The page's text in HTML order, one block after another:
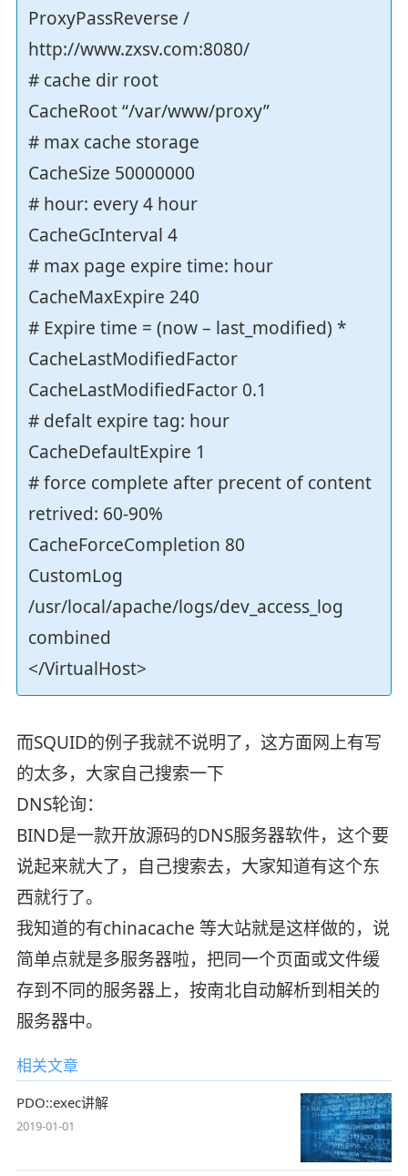
ProxyPassReverse /
http://www.zxsv.com:8080/
# cache dir root
CacheRoot “/var/www/proxy”
# max cache storage
CacheSize 50000000
# hour: every 4 hour
CacheGcInterval 4
# max page expire time: hour
CacheMaxExpire 240
# Expire time = (now – last_modified) *
CacheLastModifiedFactor
CacheLastModifiedFactor 0.1
# defalt expire tag: hour
CacheDefaultExpire 1
# force complete after precent of content
retrived: 60-90%
CacheForceCompletion 80
CustomLog
/usr/local/apache/logs/dev_access_log
combined
</VirtualHost>
而SQUID的例子我就不说明了，这方面网上有写
的太多，大家自己搜索一下
DNS轮询：
BIND是一款开放源码的DNS服务器软件，这个要
说起来就大了，自己搜索去，大家知道有这个东
西就行了。
我知道的有chinacache 等大站就是这样做的，说
简单点就是多服务器啦，把同一个页面或文件缓
存到不同的服务器上，按南北自动解析到相关的
服务器中。
相关文章
PDO::exec讲解
2019-01-01